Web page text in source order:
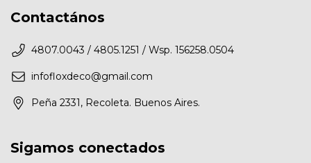
Contactános
4807.0043 / 4805.1251 / Wsp. 156258.0504
infofloxdeco@gmail.com
Peña 2331, Recoleta. Buenos Aires.
Sigamos conectados